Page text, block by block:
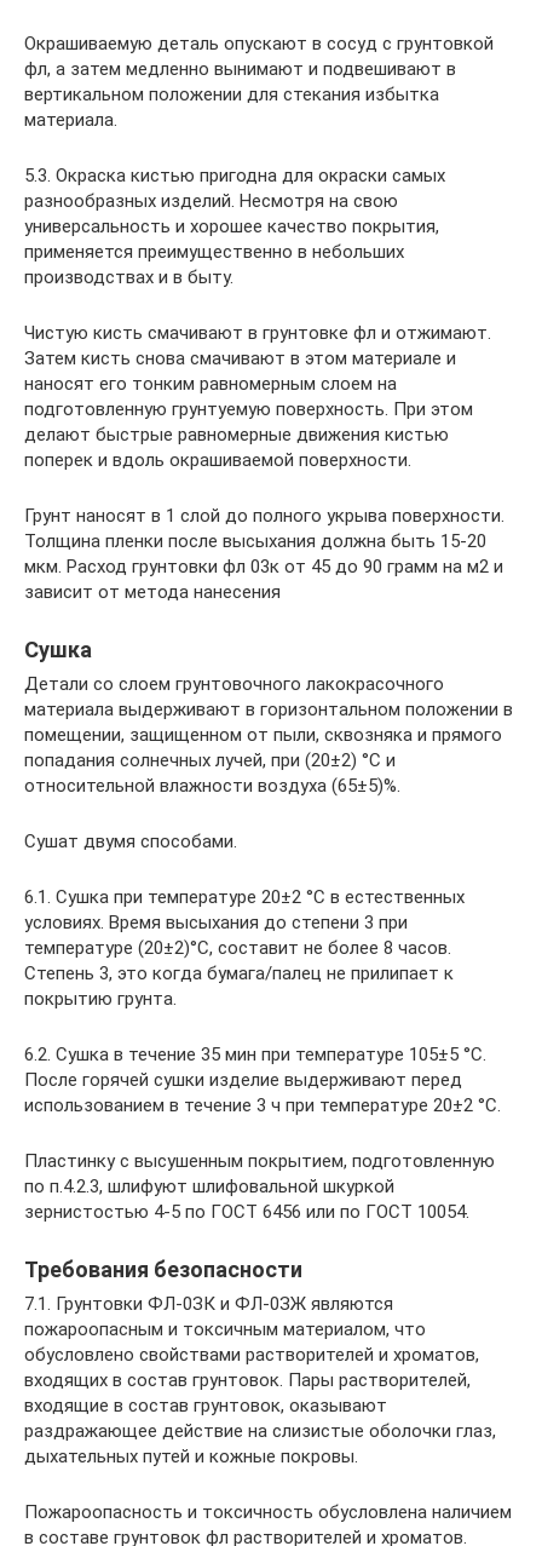
Окрашиваемую деталь опускают в сосуд с грунтовкой
фл, а затем медленно вынимают и подвешивают в
вертикальном положении для стекания избытка
материала.
5.3. Окраска кистью пригодна для окраски самых
разнообразных изделий. Несмотря на свою
универсальность и хорошее качество покрытия,
применяется преимущественно в небольших
производствах и в быту.
Чистую кисть смачивают в грунтовке фл и отжимают.
Затем кисть снова смачивают в этом материале и
наносят его тонким равномерным слоем на
подготовленную грунтуемую поверхность. При этом
делают быстрые равномерные движения кистью
поперек и вдоль окрашиваемой поверхности.
Грунт наносят в 1 слой до полного укрыва поверхности.
Толщина пленки после высыхания должна быть 15-20
мкм. Расход грунтовки фл 03к от 45 до 90 грамм на м2 и
зависит от метода нанесения
Сушка
Детали со слоем грунтовочного лакокрасочного
материала выдерживают в горизонтальном положении в
помещении, защищенном от пыли, сквозняка и прямого
попадания солнечных лучей, при (20±2) °С и
относительной влажности воздуха (65±5)%.
Сушат двумя способами.
6.1. Сушка при температуре 20±2 °С в естественных
условиях. Время высыхания до степени 3 при
температуре (20±2)°С, составит не более 8 часов.
Степень 3, это когда бумага/палец не прилипает к
покрытию грунта.
6.2. Сушка в течение 35 мин при температуре 105±5 °С.
После горячей сушки изделие выдерживают перед
использованием в течение 3 ч при температуре 20±2 °С.
Пластинку с высушенным покрытием, подготовленную
по п.4.2.3, шлифуют шлифовальной шкуркой
зернистостью 4-5 по ГОСТ 6456 или по ГОСТ 10054.
Требования безопасности
7.1. Грунтовки ФЛ-0ЗК и ФЛ-0ЗЖ являются
пожароопасным и токсичным материалом, что
обусловлено свойствами растворителей и хроматов,
входящих в состав грунтовок. Пары растворителей,
входящие в состав грунтовок, оказывают
раздражающее действие на слизистые оболочки глаз,
дыхательных путей и кожные покровы.
Пожароопасность и токсичность обусловлена наличием
в составе грунтовок фл растворителей и хроматов.